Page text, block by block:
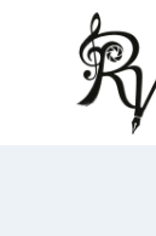
contenuto